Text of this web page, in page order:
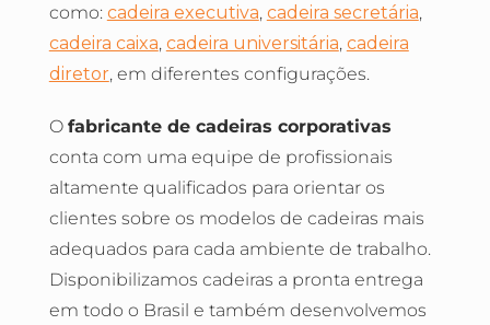
como: cadeira executiva, cadeira secretária,
cadeira caixa, cadeira universitária, cadeira
diretor, em diferentes configurações.
O fabricante de cadeiras corporativas
conta com uma equipe de profissionais
altamente qualificados para orientar os
clientes sobre os modelos de cadeiras mais
adequados para cada ambiente de trabalho.
Disponibilizamos cadeiras a pronta entrega
em todo o Brasil e também desenvolvemos